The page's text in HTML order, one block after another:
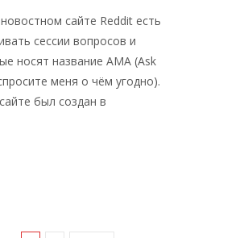
сайте Reddit есть
сессии вопросов и
носят название AMA (Ask
меня о чём угодно).
был создан в